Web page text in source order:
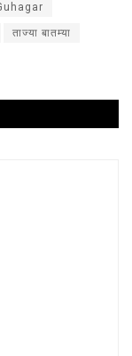
ताज्या बातम्या